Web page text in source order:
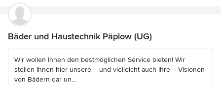
Bäder und Haustechnik Päplow (UG)
Wir wollen Ihnen den bestmöglichen Service bieten! Wir
stellen Ihnen hier unsere – und vielleicht auch Ihre – Visionen
von Bädern dar un...